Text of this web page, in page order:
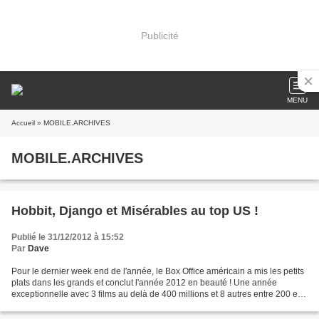
Publicité
MENU
Accueil » MOBILE.ARCHIVES
MOBILE.ARCHIVES
Hobbit, Django et Misérables au top US !
Publié le 31/12/2012 à 15:52
Par Dave
Pour le dernier week end de l'année, le Box Office américain a mis les petits
plats dans les grands et conclut l'année 2012 en beauté ! Une année
exceptionnelle avec 3 films au delà de 400 millions et 8 autres entre 200 et